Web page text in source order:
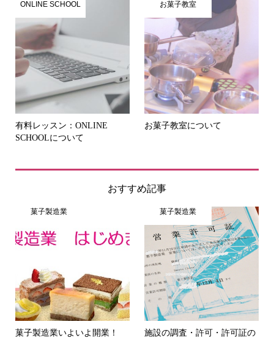
ONLINE SCHOOL
有料レッスン：ONLINE
SCHOOLについて
お菓子教室
お菓子教室について
おすすめ記事
菓子製造業
菓子製造業いよいよ開業！
菓子製造業
施設の調査・許可・許可証の